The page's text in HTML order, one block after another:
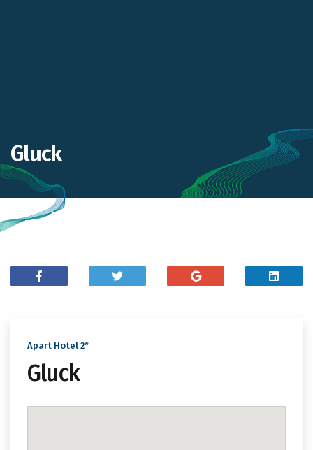
Gluck
Apart Hotel 2*
Gluck